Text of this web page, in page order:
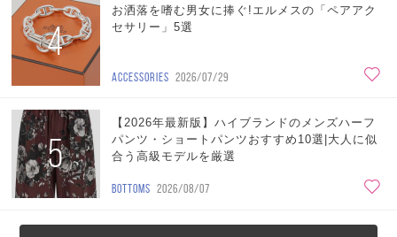
4
お洒落を嗜む男女に捧ぐ!エルメスの「ペアアク
セサリー」5選
ACCESSORIES 2026/07/29
5
【2026年最新版】ハイブランドのメンズハーフ
パンツ・ショートパンツおすすめ10選|大人に似
合う高級モデルを厳選
BOTTOMS 2026/08/07